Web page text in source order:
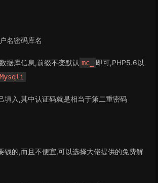
名密码库名
据库信息,前缀不变默认 mc_
即可,PHP5.6以
Mysqli
填入,其中认证码就是相当于第二重密码
钱的,而且不便宜,可以选择大佬提供的免费解